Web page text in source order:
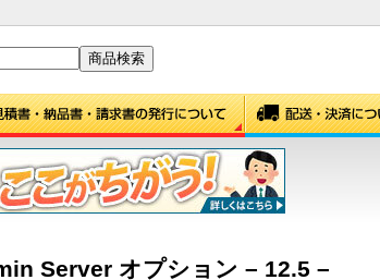
Server オプション – 12.5 –